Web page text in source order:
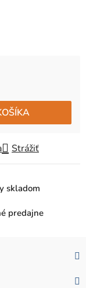
Strážiť
skladom
predajne